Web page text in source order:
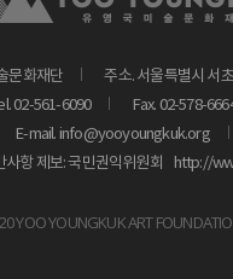
문화재단
주소. 서울특별시 서
02-561-6090
Fax. 02-578-
E-mail. info@yooyoungkuk.org
사항 제보: 국민권익위원회
http://
YOO YOUNGKUK ART